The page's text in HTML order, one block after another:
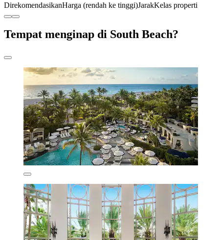
DirekomendasikanHarga (rendah ke tinggi)JarakKelas properti
Tempat menginap di South Beach?